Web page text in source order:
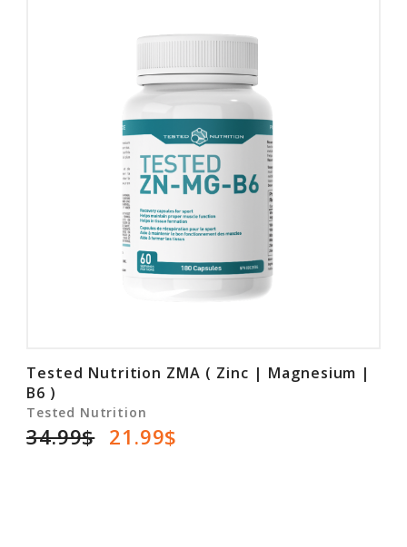
Tested Nutrition ZMA ( Zinc | Magnesium |
B6 )
Tested Nutrition
34.99$ 21.99$